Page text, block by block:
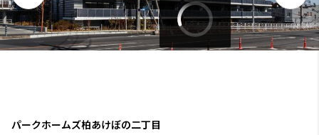
パークホームズ柏あけぼの二丁目